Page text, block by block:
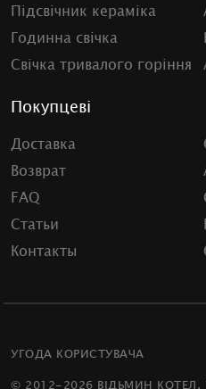
Підсвічник кераміка
Годинна свічка
Свічка тривалого горіння
Покупцеві
Доставка
Возврат
FAQ
Статьи
Контакты
УГОДА КОРИСТУВАЧА
© 2012-2026 ВІДЬМИН КОТЕЛ.